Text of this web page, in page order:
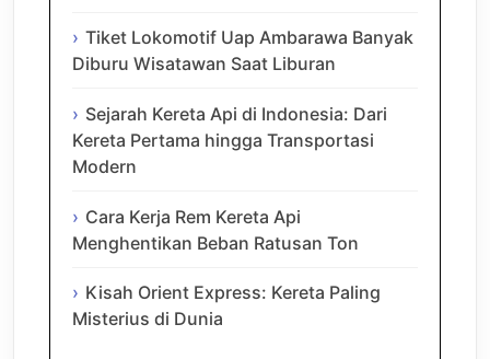
Tiket Lokomotif Uap Ambarawa Banyak
Diburu Wisatawan Saat Liburan
Sejarah Kereta Api di Indonesia: Dari
Kereta Pertama hingga Transportasi
Modern
Cara Kerja Rem Kereta Api
Menghentikan Beban Ratusan Ton
Kisah Orient Express: Kereta Paling
Misterius di Dunia